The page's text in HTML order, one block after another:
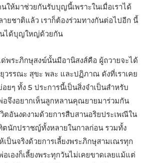
ห้มาช่วยกันรับบุญนี้เพราะในเมื่อเราได้
ยชาติแล้ว เราก็ต้องร่วมทางกันต่อไปอีก นี้
นได้บุญใหญ่ด้วยกัน
พระภิกษุสงฆ์นั้นมีอานิสงส์คือ ผู้ถวายจะได้
วรรณะ สุขะ พละ และปฏิภาณ ดังที่เราเคย
ยๆ ทั้ง 5 ประการนี้เป็นสิ่งจําเป็นสําหรับ
อจึงอยากเห็นลูกหลานคุณยายมาร่วมกัน
ตอันงดงามด้วยการสืบสานอริยประเพณีใน
นักปราชญ์ทั้งหลายในกาลก่อน รวมทั้ง
ป็นจริงด้วยการเลี้ยงพระภิกษุสามเณรทุก
เองก็เลี้ยงพระทุกวันไม่เคยขาดเลยแม้แต่